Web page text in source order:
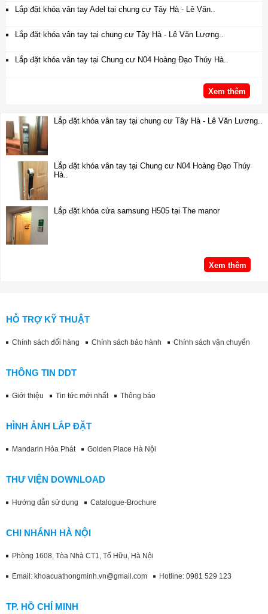
Lắp đặt khóa vân tay Adel tại chung cư Tây Hà - Lê Văn..
Lắp đặt khóa vân tay tại chung cư Tây Hà - Lê Văn Lương..
Lắp đặt khóa vân tay tại Chung cư N04 Hoàng Đạo Thúy Hà..
Xem thêm
Lắp đặt khóa vân tay tại chung cư Tây Hà - Lê Văn Lương..
Lắp đặt khóa vân tay tại Chung cư N04 Hoàng Đạo Thúy
Hà..
Lắp đặt khóa cửa samsung H505 tại The manor
Xem thêm
HỖ TRỢ KỸ THUẬT
Chính sách đổi hàng Chính sách bảo hành Chính sách vận chuyển
THÔNG TIN DDT
Giới thiệu Tin tức mới nhất Thông báo
HÌNH ẢNH LẮP ĐẶT
Mandarin Hòa Phát Golden Place Hà Nội
THƯ VIỆN DOWNLOAD
Hướng dẫn sử dụng Catalogue-Brochure
CHI NHÁNH HÀ NỘI
Phòng 1608, Tòa Nhà CT1, Tố Hữu, Hà Nội
Email: khoacuathongminh.vn@gmail.com Hotline: 0981 529 123
TP. HỒ CHÍ MINH